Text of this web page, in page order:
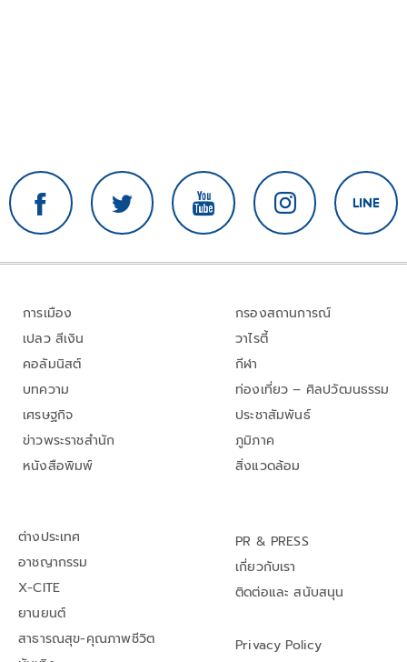
การเมือง
เปลว สีเงิน
คอลัมนิสต์
บทความ
เศรษฐกิจ
ข่าวพระราชสำนัก
หนังสือพิมพ์
กรองสถานการณ์
วาไรตี้
กีฬา
ท่องเที่ยว – ศิลปวัฒนธรรม
ประชาสัมพันธ์
ภูมิภาค
สิ่งแวดล้อม
ต่างประเทศ
อาชญากรรม
X-CITE
ยานยนต์
สาธารณสุข-คุณภาพชีวิต
PR & PRESS
เกี่ยวกับเรา
ติดต่อและ สนับสนุน
Privacy Policy